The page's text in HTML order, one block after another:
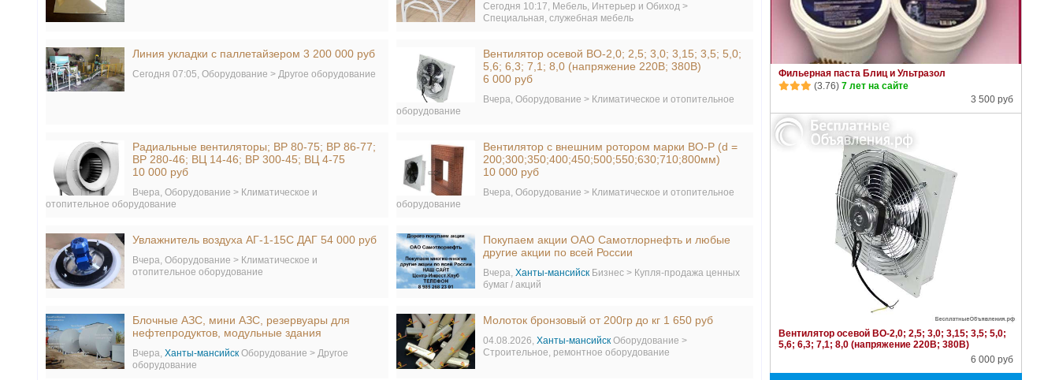
Сегодня 10:17, Мебель, Интерьер и Обиход >
Специальная, служебная мебель
Линия укладки с паллетайзером 3 200 000 руб
Сегодня 07:05, Оборудование > Другое оборудование
Вентилятор осевой ВО-2,0; 2,5; 3,0; 3,15; 3,5; 5,0;
5,6; 6,3; 7,1; 8,0 (напряжение 220В; 380В)
6 000 руб
Вчера, Оборудование > Климатическое и отопительное
оборудование
Радиальные вентиляторы; ВР 80-75; ВР 86-77;
ВР 280-46; ВЦ 14-46; ВР 300-45; ВЦ 4-75
10 000 руб
Вчера, Оборудование > Климатическое и
отопительное оборудование
Вентилятор с внешним ротором марки ВО-Р (d =
200;300;350;400;450;500;550;630;710;800мм)
10 000 руб
Вчера, Оборудование > Климатическое и отопительное
оборудование
Увлажнитель воздуха АГ-1-15С ДАГ 54 000 руб
Вчера, Оборудование > Климатическое и
отопительное оборудование
Покупаем акции ОАО Самотлорнефть и любые
другие акции по всей России
Вчера, Ханты-мансийск Бизнес > Купля-продажа ценных
бумаг / акций
Блочные АЗС, мини АЗС, резервуары для
нефтепродуктов, модульные здания
Вчера, Ханты-мансийск Оборудование > Другое
оборудование
Молоток бронзовый от 200гр до кг 1 650 руб
04.08.2026, Ханты-мансийск Оборудование >
Строительное, ремонтное оборудование
Фильерная паста Блиц и Ультразол
(3.76) 7 лет на сайте
3 500 руб
Вентилятор осевой ВО-2,0; 2,5; 3,0; 3,15; 3,5; 5,0;
5,6; 6,3; 7,1; 8,0 (напряжение 220В; 380В)
6 000 руб